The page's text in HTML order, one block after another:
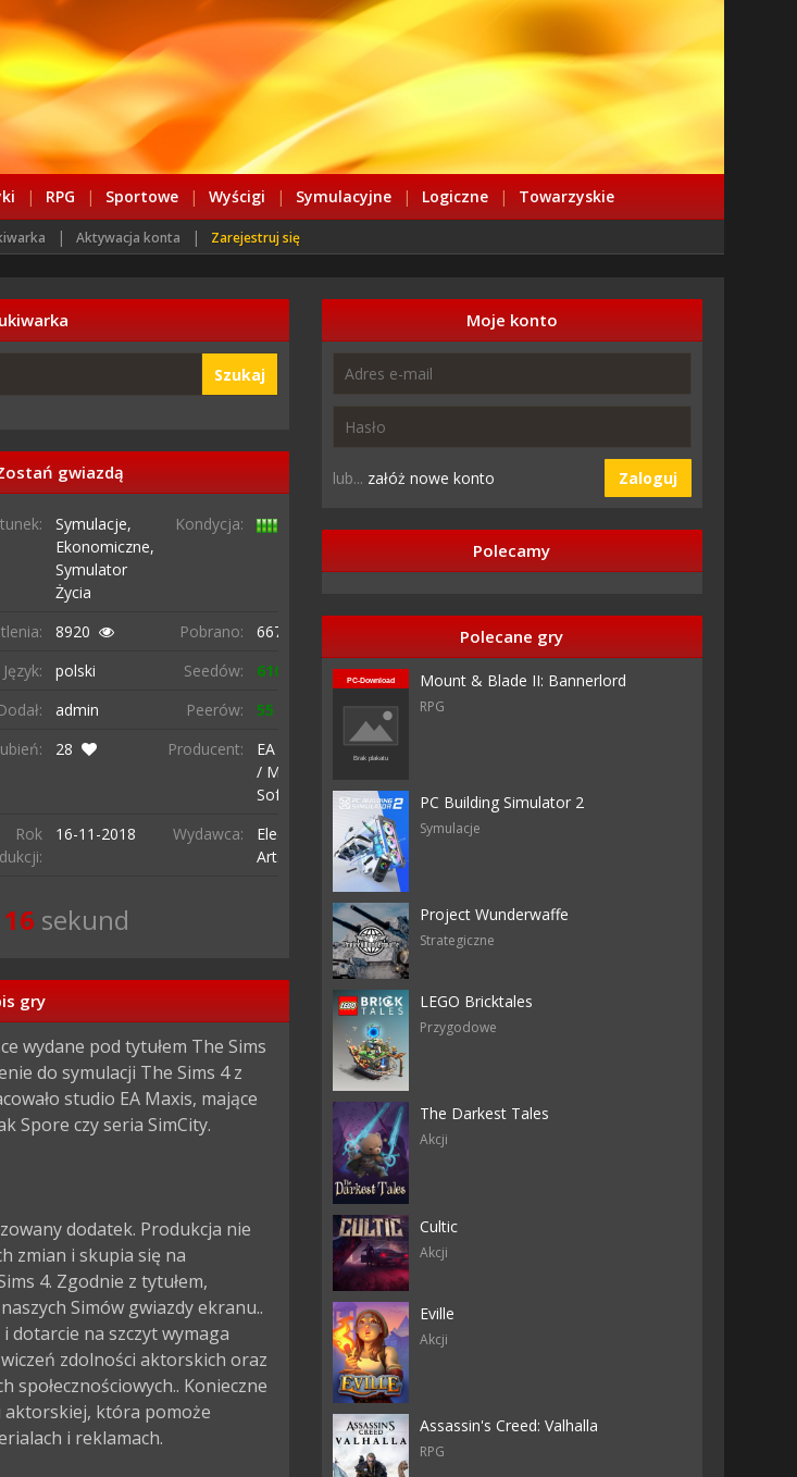
| RPG | Sportowe | Wyścigi | Symulacyjne | Logiczne | Towarzyskie
| Aktywacja konta | Zarejestruj się
Szukaj
gwiazdą
Symulacje,
Ekonomiczne,
Symulator
Życia
Kondycja:
8920 Pobrano:
6672 razy
Język:
polski Seedów:
610
admin Peerów:
55
28 Producent:
EA Maxis
/ Maxis
Software
Rok
16-11-2018 Wydawca:
Electronic
Arts Inc.
15 sekund
gry
wydane pod tytułem The Sims
do symulacji The Sims 4 z
studio EA Maxis, mające
Spore czy seria SimCity.
dodatek. Produkcja nie
zmian i skupia się na
4. Zgodnie z tytułem,
Simów gwiazdy ekranu..
dotarcie na szczyt wymaga
zdolności aktorskich oraz
społecznościowych.. Konieczne
aktorskiej, która pomoże
i reklamach.
Moje konto
lub... załóż nowe konto Zaloguj
Polecamy
Polecane gry
Mount & Blade II: Bannerlord
RPG
PC Building Simulator 2
Symulacje
Project Wunderwaffe
Strategiczne
LEGO Bricktales
Przygodowe
The Darkest Tales
Akcji
Cultic
Akcji
Eville
Akcji
Assassin's Creed: Valhalla
RPG